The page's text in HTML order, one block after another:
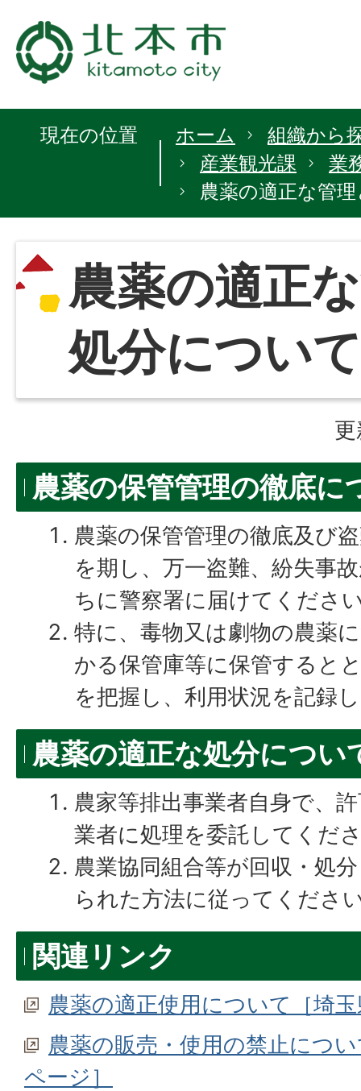
現在の位置 ホーム
組織から
産業観光課
業
農薬の適正な管
農薬の適正
処分について
農薬の保管管理の徹底に
農薬の保管管理の徹底及び
を期し、万一盗難、紛失事
ちに警察署に届けてくださ
特に、毒物又は劇物の農薬
かる保管庫等に保管すると
を把握し、利用状況を記録
農薬の適正な処分につい
農家等排出事業者自身で、
業者に処理を委託してくだ
農業協同組合等が回収・処
られた方法に従ってくださ
関連リンク
農薬の適正使用について［埼
農薬の販売・使用の禁止につ
ページ］